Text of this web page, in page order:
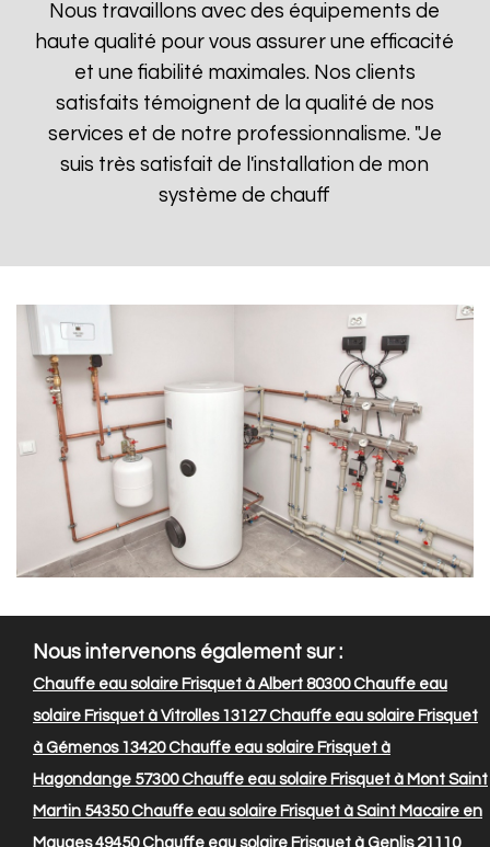
Nous travaillons avec des équipements de
haute qualité pour vous assurer une efficacité
et une fiabilité maximales. Nos clients
satisfaits témoignent de la qualité de nos
services et de notre professionnalisme. "Je
suis très satisfait de l'installation de mon
système de chauff
Nous intervenons également sur :
Chauffe eau solaire Frisquet à Albert 80300Chauffe eau
solaire Frisquet à Vitrolles 13127Chauffe eau solaire Frisquet
à Gémenos 13420Chauffe eau solaire Frisquet à
Hagondange 57300Chauffe eau solaire Frisquet à Mont Saint
Martin 54350Chauffe eau solaire Frisquet à Saint Macaire en
Mauges 49450Chauffe eau solaire Frisquet à Genlis 21110